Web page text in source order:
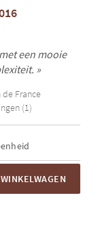
een mooie
»
de France
(1)